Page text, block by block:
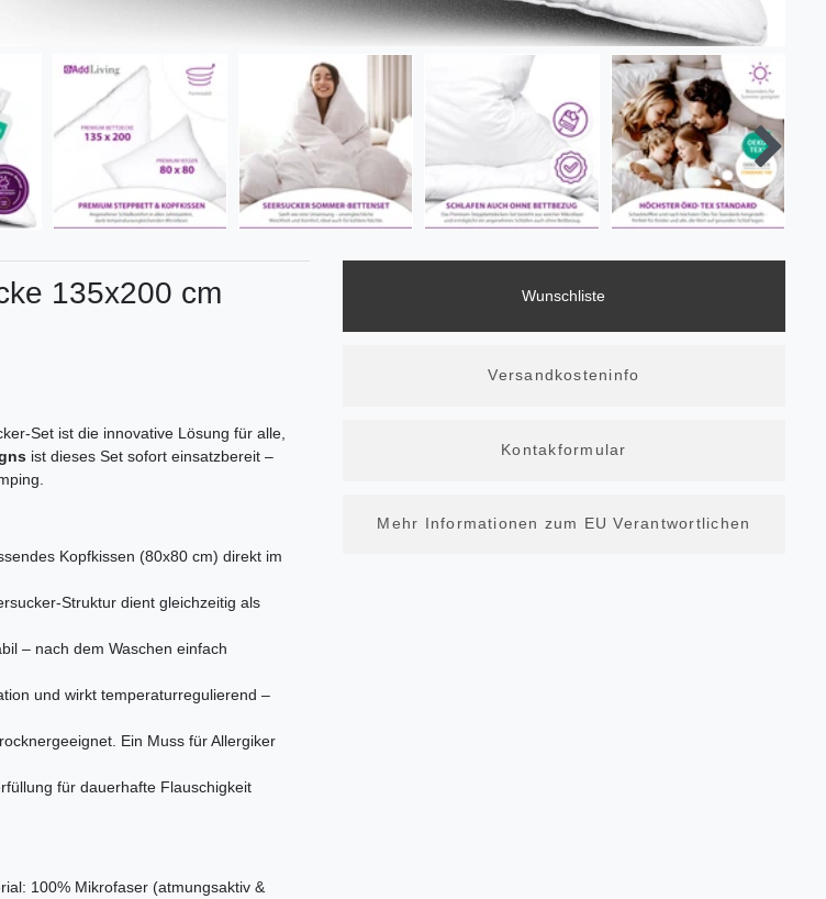
135x200 cm
Set ist die innovative Lösung für alle,
ist dieses Set sofort einsatzbereit –
Kopfkissen (80x80 cm) direkt im
Struktur dient gleichzeitig als
– nach dem Waschen einfach
und wirkt temperaturregulierend –
Ein Muss für Allergiker
für dauerhafte Flauschigkeit
100% Mikrofaser (atmungsaktiv &
Wunschliste
Versandkosteninfo
Kontakformular
Mehr Informationen zum EU Verantwortlichen